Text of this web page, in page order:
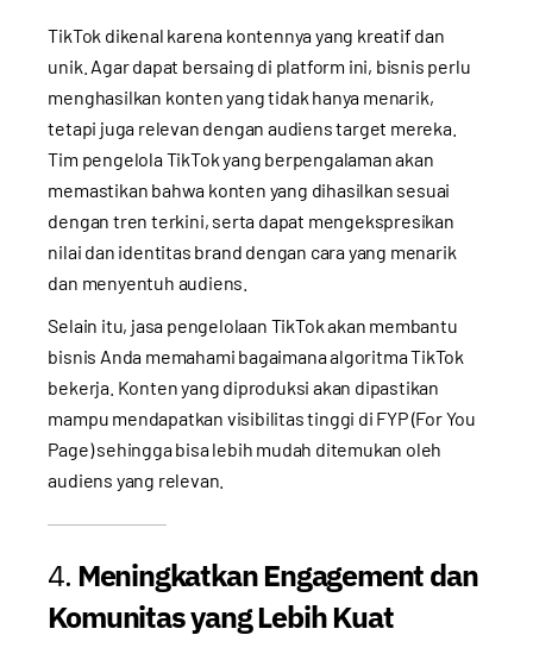
TikTok dikenal karena kontennya yang kreatif dan
unik. Agar dapat bersaing di platform ini, bisnis perlu
menghasilkan konten yang tidak hanya menarik,
tetapi juga relevan dengan audiens target mereka.
Tim pengelola TikTok yang berpengalaman akan
memastikan bahwa konten yang dihasilkan sesuai
dengan tren terkini, serta dapat mengekspresikan
nilai dan identitas brand dengan cara yang menarik
dan menyentuh audiens.
Selain itu, jasa pengelolaan TikTok akan membantu
bisnis Anda memahami bagaimana algoritma TikTok
bekerja. Konten yang diproduksi akan dipastikan
mampu mendapatkan visibilitas tinggi di FYP (For You
Page) sehingga bisa lebih mudah ditemukan oleh
audiens yang relevan.
4. Meningkatkan Engagement dan
Komunitas yang Lebih Kuat